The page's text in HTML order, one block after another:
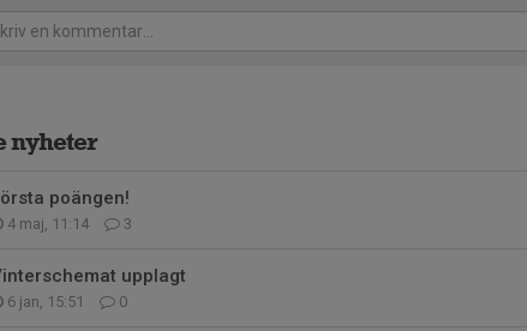
nyheter
poängen!
4 maj, 11:14 3
upplagt
6 jan, 15:51 0